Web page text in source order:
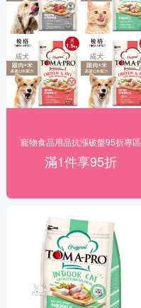
寵物食品用品抗漲破盤95折專區
滿1件享95折